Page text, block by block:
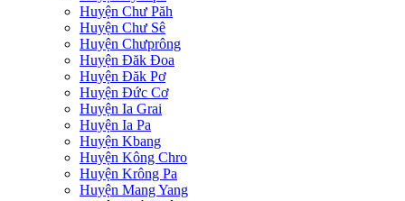
Huyện Chư Păh
Huyện Chư Sê
Huyện Chưprông
Huyện Đăk Đoa
Huyện Đăk Pơ
Huyện Đức Cơ
Huyện Ia Grai
Huyện Ia Pa
Huyện Kbang
Huyện Kông Chro
Huyện Krông Pa
Huyện Mang Yang